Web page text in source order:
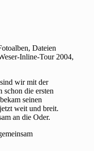
Dateien
Inline-Tour 2004,
wir mit der
die ersten
seinen
weit und breit.
an die Oder.